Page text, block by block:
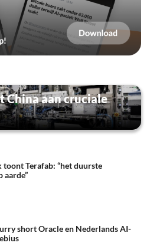
China aan cruciale
toont Terafab: “het duurste
aarde”
short Oracle en Nederlands AI-